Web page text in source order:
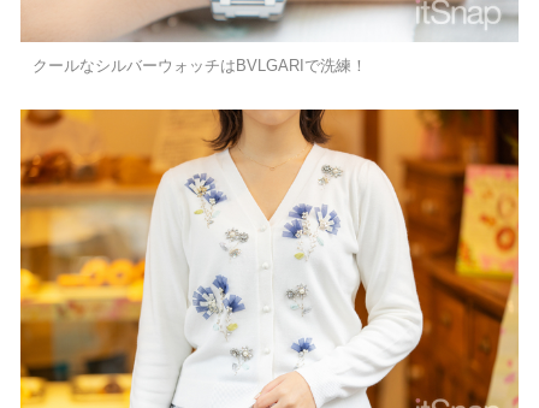
クールなシルバーウォッチはBVLGARIで洗練！